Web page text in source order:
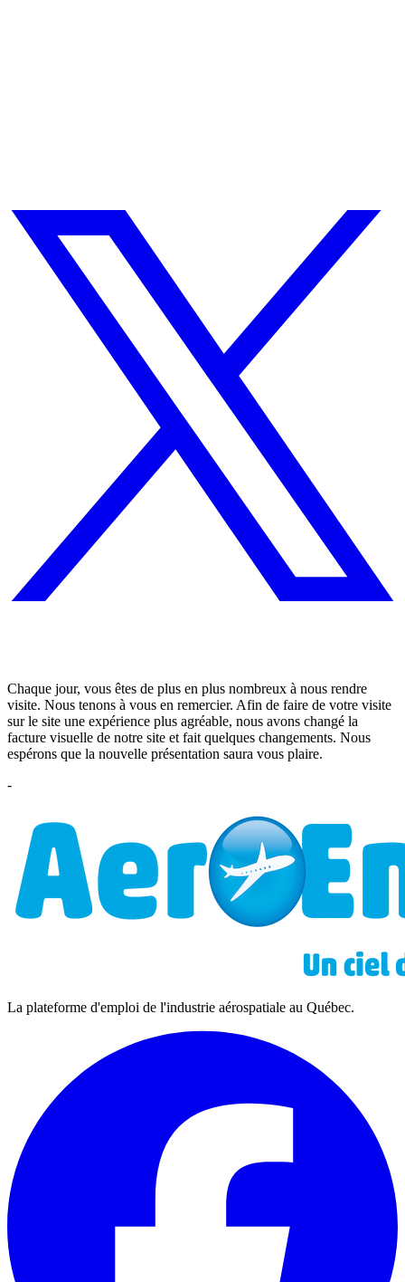
Chaque jour, vous êtes de plus en plus nombreux à nous rendre
visite. Nous tenons à vous en remercier. Afin de faire de votre visite
sur le site une expérience plus agréable, nous avons changé la
facture visuelle de notre site et fait quelques changements. Nous
espérons que la nouvelle présentation saura vous plaire.
-
La plateforme d'emploi de l'industrie aérospatiale au Québec.